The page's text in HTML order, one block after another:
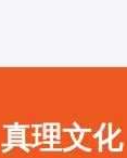
真理文化